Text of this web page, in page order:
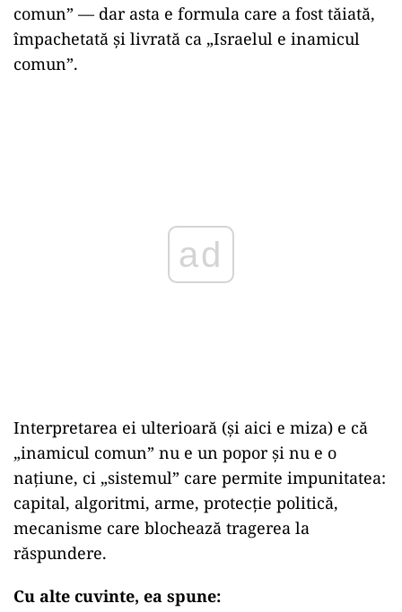
comun” — dar asta e formula care a fost tăiată,
împachetată și livrată ca „Israelul e inamicul
comun”.
ad
Interpretarea ei ulterioară (și aici e miza) e că
„inamicul comun” nu e un popor și nu e o
națiune, ci „sistemul” care permite impunitatea:
capital, algoritmi, arme, protecție politică,
mecanisme care blochează tragerea la
răspundere.
Cu alte cuvinte, ea spune: